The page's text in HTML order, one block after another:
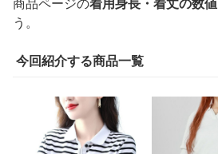
う。
今回紹介する商品一覧